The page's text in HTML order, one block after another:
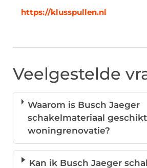
https://klusspullen.nl
Veelgestelde
Waarom is Busch Jaeger
schakelmateriaal
woningrenovatie?
Kan ik Busch Jaeger